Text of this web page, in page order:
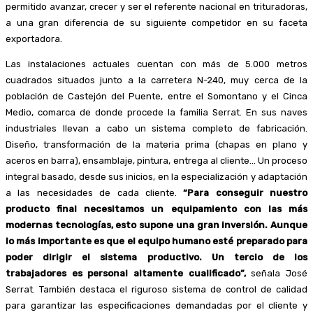
permitido avanzar, crecer y ser el referente nacional en trituradoras,
a una gran diferencia de su siguiente competidor en su faceta
exportadora.
Las instalaciones actuales cuentan con más de 5.000 metros
cuadrados situados junto a la carretera N-240, muy cerca de la
población de Castejón del Puente, entre el Somontano y el Cinca
Medio, comarca de donde procede la familia Serrat. En sus naves
industriales llevan a cabo un sistema completo de fabricación.
Diseño, transformación de la materia prima (chapas en plano y
aceros en barra), ensamblaje, pintura, entrega al cliente… Un proceso
integral basado, desde sus inicios, en la especialización y adaptación
a las necesidades de cada cliente.
“Para conseguir nuestro
producto final necesitamos un equipamiento con las más
modernas tecnologías, esto supone una gran inversión. Aunque
lo más importante es que el equipo humano esté preparado para
poder dirigir el sistema productivo. Un tercio de los
trabajadores es personal altamente cualificado”,señala José
Serrat. También destaca el riguroso sistema de control de calidad
para garantizar las especificaciones demandadas por el cliente y